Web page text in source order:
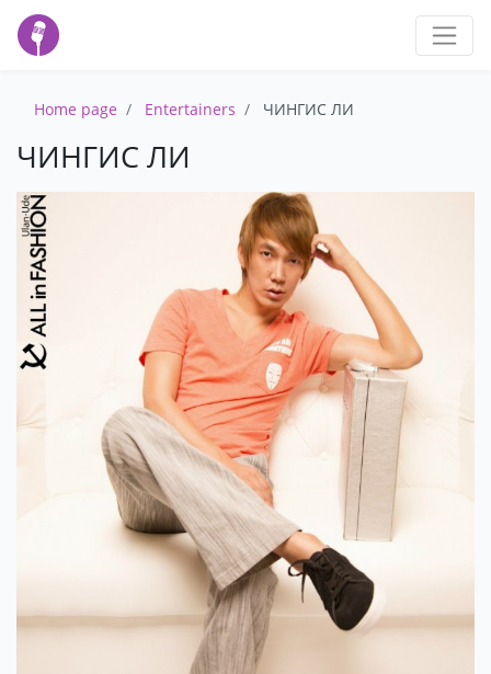
Home page Entertainers ЧИНГИС ЛИ
ЧИНГИС ЛИ